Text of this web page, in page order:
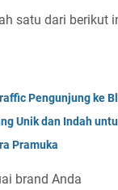
satu dari berikut
Pengunjung ke
Unik dan Indah
Pramuka
brand Anda